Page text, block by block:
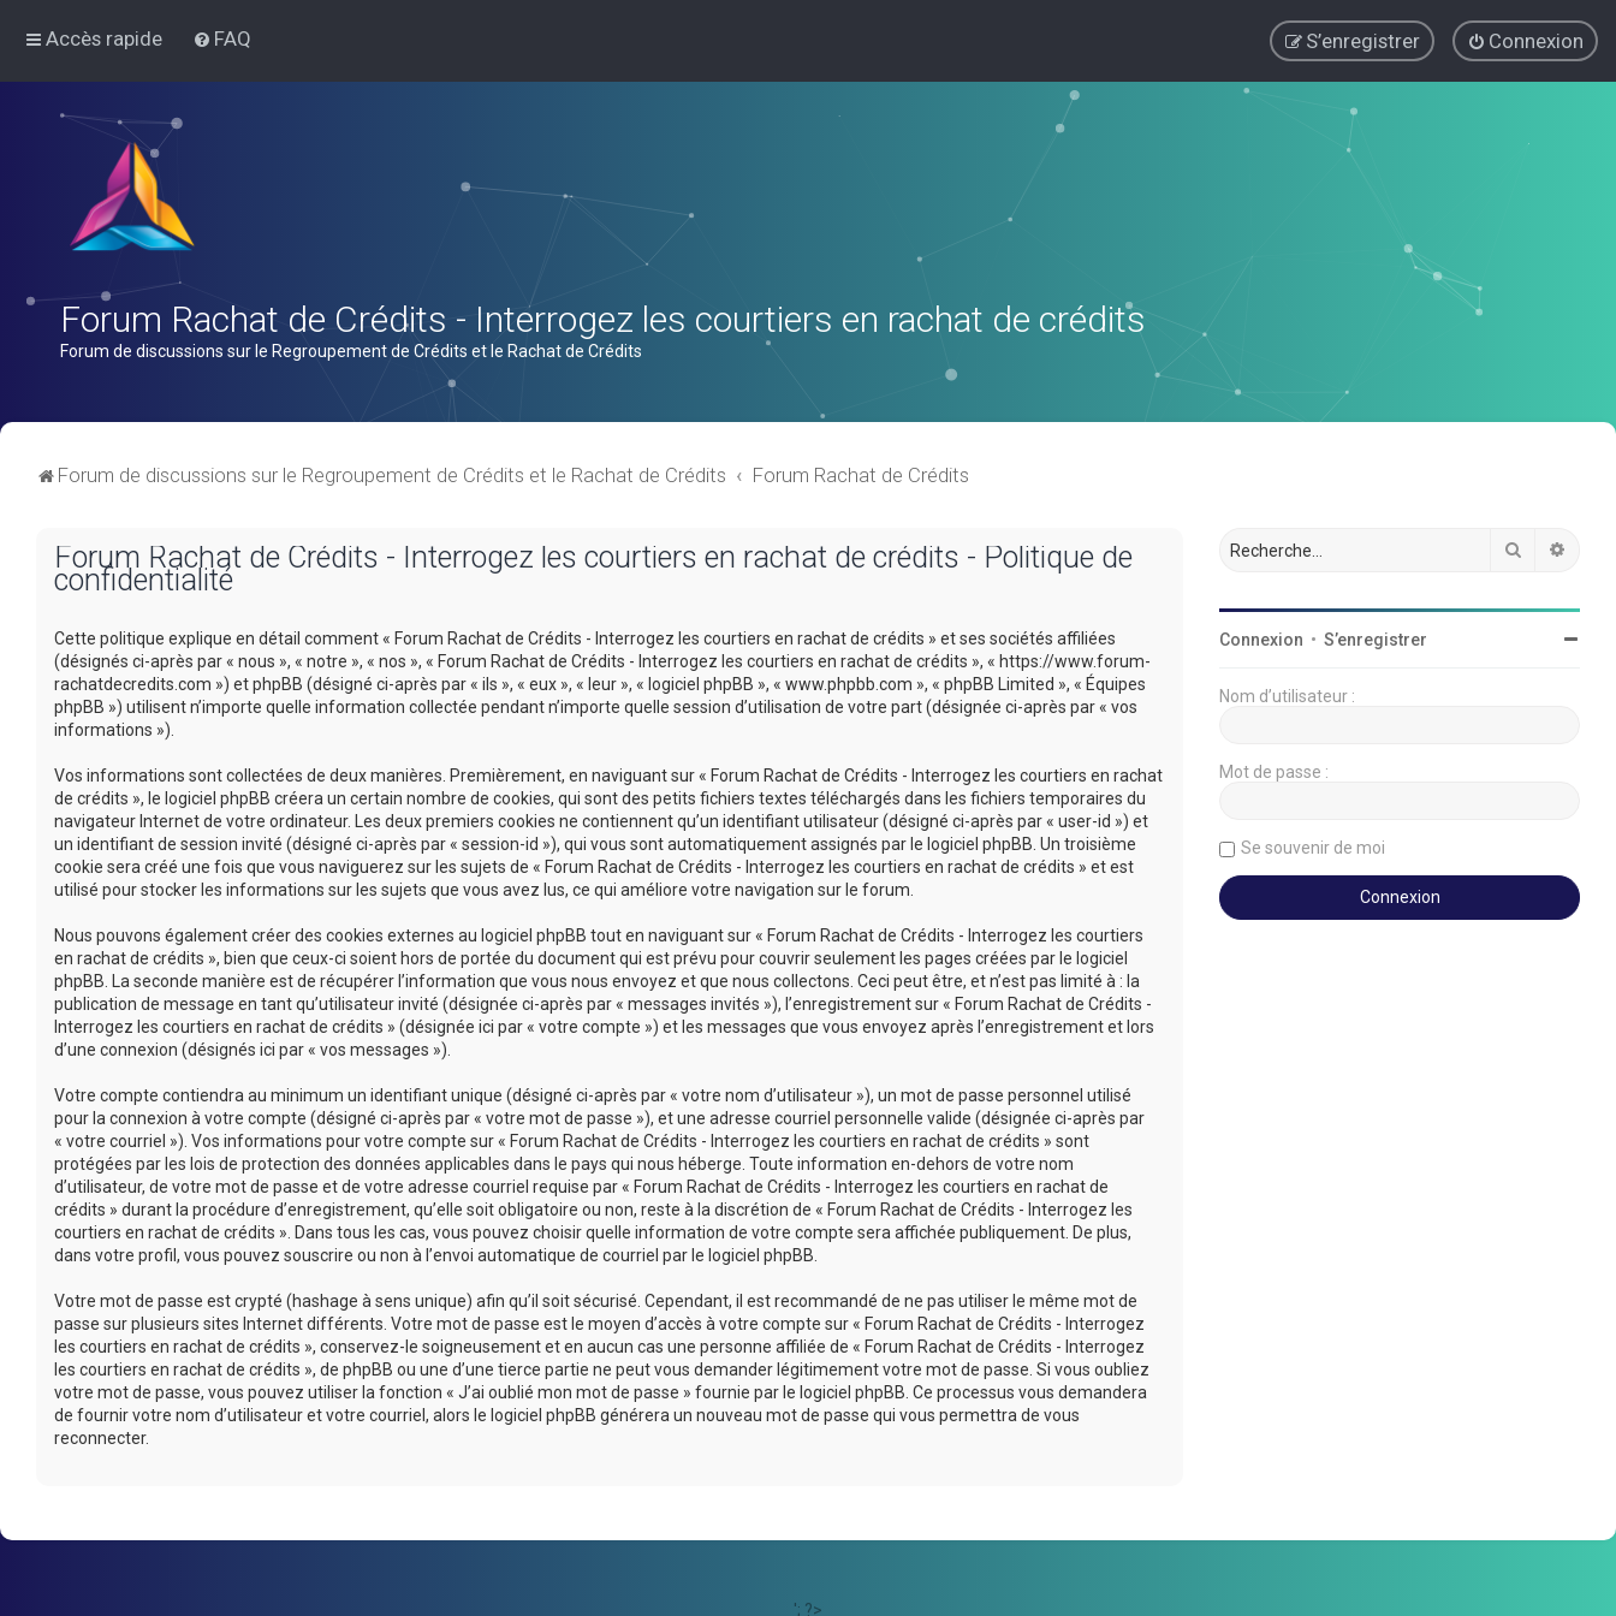
Accès rapide FAQ Connexion
S’enregistrer
Forum Rachat de Crédits - Interrogez les courtiers en rachat de crédits
Forum de discussions sur le Regroupement de Crédits et le Rachat de Crédits
Forum de discussions sur le Regroupement de Crédits et le Rachat de Crédits Forum Rachat de Crédits
Forum Rachat de Crédits - Interrogez les courtiers en rachat de crédits - Politique de
confidentialité
Cette politique explique en détail comment « Forum Rachat de Crédits - Interrogez les courtiers en rachat de crédits » et ses sociétés affiliées
(désignés ci-après par « nous », « notre », « nos », « Forum Rachat de Crédits - Interrogez les courtiers en rachat de crédits », « https://www.forum-
rachatdecredits.com ») et phpBB (désigné ci-après par « ils », « eux », « leur », « logiciel phpBB », « www.phpbb.com », « phpBB Limited », « Équipes
phpBB ») utilisent n’importe quelle information collectée pendant n’importe quelle session d’utilisation de votre part (désignée ci-après par « vos
informations »).
Vos informations sont collectées de deux manières. Premièrement, en naviguant sur « Forum Rachat de Crédits - Interrogez les courtiers en rachat
de crédits », le logiciel phpBB créera un certain nombre de cookies, qui sont des petits fichiers textes téléchargés dans les fichiers temporaires du
navigateur Internet de votre ordinateur. Les deux premiers cookies ne contiennent qu’un identifiant utilisateur (désigné ci-après par « user-id ») et
un identifiant de session invité (désigné ci-après par « session-id »), qui vous sont automatiquement assignés par le logiciel phpBB. Un troisième
cookie sera créé une fois que vous naviguerez sur les sujets de « Forum Rachat de Crédits - Interrogez les courtiers en rachat de crédits » et est
utilisé pour stocker les informations sur les sujets que vous avez lus, ce qui améliore votre navigation sur le forum.
Nous pouvons également créer des cookies externes au logiciel phpBB tout en naviguant sur « Forum Rachat de Crédits - Interrogez les courtiers
en rachat de crédits », bien que ceux-ci soient hors de portée du document qui est prévu pour couvrir seulement les pages créées par le logiciel
phpBB. La seconde manière est de récupérer l’information que vous nous envoyez et que nous collectons. Ceci peut être, et n’est pas limité à : la
publication de message en tant qu’utilisateur invité (désignée ci-après par « messages invités »), l’enregistrement sur « Forum Rachat de Crédits -
Interrogez les courtiers en rachat de crédits » (désignée ici par « votre compte ») et les messages que vous envoyez après l’enregistrement et lors
d’une connexion (désignés ici par « vos messages »).
Votre compte contiendra au minimum un identifiant unique (désigné ci-après par « votre nom d’utilisateur »), un mot de passe personnel utilisé
pour la connexion à votre compte (désigné ci-après par « votre mot de passe »), et une adresse courriel personnelle valide (désignée ci-après par
« votre courriel »). Vos informations pour votre compte sur « Forum Rachat de Crédits - Interrogez les courtiers en rachat de crédits » sont
protégées par les lois de protection des données applicables dans le pays qui nous héberge. Toute information en-dehors de votre nom
d’utilisateur, de votre mot de passe et de votre adresse courriel requise par « Forum Rachat de Crédits - Interrogez les courtiers en rachat de
crédits » durant la procédure d’enregistrement, qu’elle soit obligatoire ou non, reste à la discrétion de « Forum Rachat de Crédits - Interrogez les
courtiers en rachat de crédits ». Dans tous les cas, vous pouvez choisir quelle information de votre compte sera affichée publiquement. De plus,
dans votre profil, vous pouvez souscrire ou non à l’envoi automatique de courriel par le logiciel phpBB.
Votre mot de passe est crypté (hashage à sens unique) afin qu’il soit sécurisé. Cependant, il est recommandé de ne pas utiliser le même mot de
passe sur plusieurs sites Internet différents. Votre mot de passe est le moyen d’accès à votre compte sur « Forum Rachat de Crédits - Interrogez
les courtiers en rachat de crédits », conservez-le soigneusement et en aucun cas une personne affiliée de « Forum Rachat de Crédits - Interrogez
les courtiers en rachat de crédits », de phpBB ou une d’une tierce partie ne peut vous demander légitimement votre mot de passe. Si vous oubliez
votre mot de passe, vous pouvez utiliser la fonction « J’ai oublié mon mot de passe » fournie par le logiciel phpBB. Ce processus vous demandera
de fournir votre nom d’utilisateur et votre courriel, alors le logiciel phpBB générera un nouveau mot de passe qui vous permettra de vous
reconnecter.
Rechercher
Connexion • S’enregistrer
Nom d’utilisateur :
Mot de passe :
Se souvenir de moi
'; ?>